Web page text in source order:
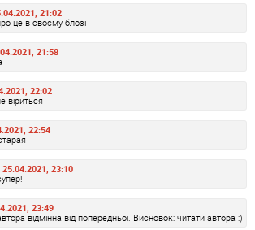
21:02
це в своєму блозі
21:58
22:02
віриться
22:54
25.04.2021, 23:10
23:49
відмінна від попередньої. Висновок: читати автора :)